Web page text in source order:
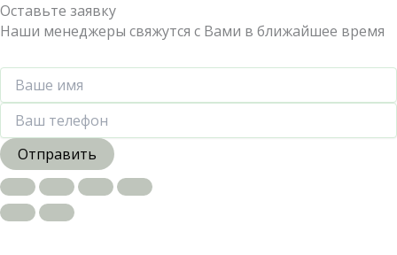
Оставьте заявку
Наши менеджеры свяжутся с Вами в ближайшее время
Отправить